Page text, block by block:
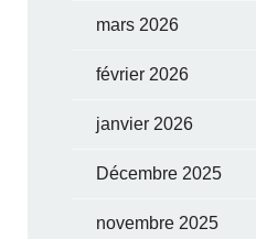
mars 2026
février 2026
janvier 2026
Décembre 2025
novembre 2025